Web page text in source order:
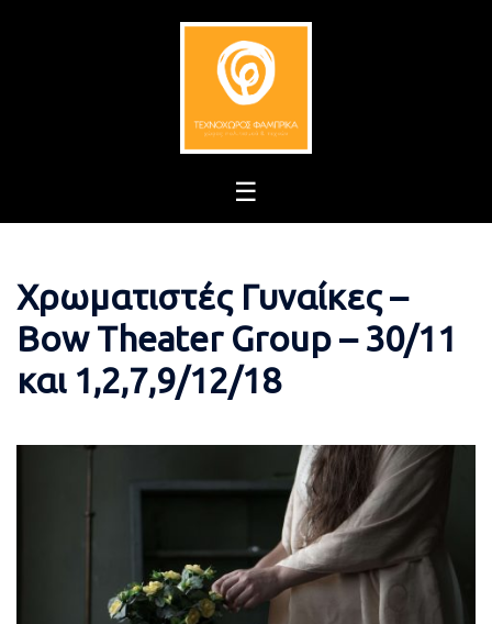
Χρωματιστές Γυναίκες –
Bow Theater Group – 30/11
και 1,2,7,9/12/18